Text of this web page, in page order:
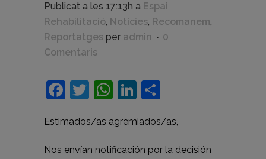
Publicat a les 17:13h a Espai
Rehabilitació, Notícies, Recomanem,
Reportatges per admin
0
Comentaris
Facebook
Twitter
WhatsApp
LinkedIn
Estimados/as agremiados/as,
Nos envían notificación por la decisión